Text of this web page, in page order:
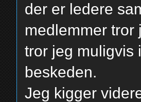
der er ledere
medlemmer tror
tror jeg muligvis
beskeden.
Jeg kigger